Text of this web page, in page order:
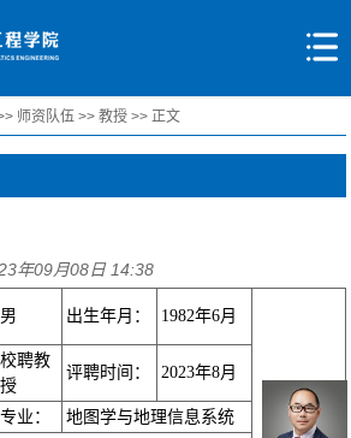
师资队伍 >>教授 >> 正文
年09月08日 14:38
男 出生年月： 1982年6月
校聘教
授
评聘时间： 2023年8月
专业：
地图学与地理信息系统